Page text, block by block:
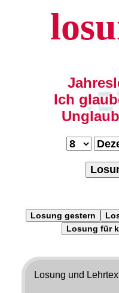
Ich
Losung gestern
Losung für
Losung und